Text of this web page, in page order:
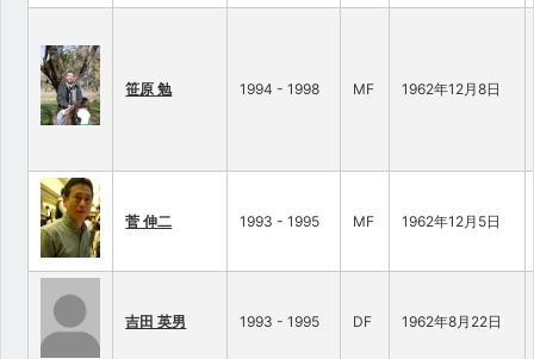
笹原 勉 1994 - 1998 MF 1962年12月8日
菅 伸二 1993 - 1995 MF 1962年12月5日
吉田 英男 1993 - 1995 DF 1962年8月22日